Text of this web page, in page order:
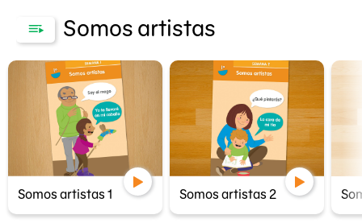
Somos artistas
Somos artistas 1 Somos artistas 2